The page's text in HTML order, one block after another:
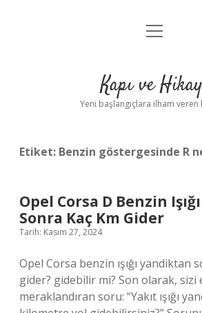
Anasayfa
Yasal Uyarı
menüyü
Kapı ve
Yeni başlangıçlara ilham veren
Etiket: Benzin göstergesinde R
Opel Corsa D Benzin
Sonra Kaç Km Gider
Tarih: Kasım 27, 2024
Opel Corsa benzin ışığı yandiktan
gider? gidebilir mi? Son olarak, sizi
meraklandıran soru: “Yakıt ışığı